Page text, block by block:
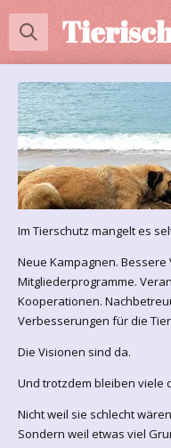
Zum
Hauptinhalt
Im Tierschutz mangelt es
Neue Kampagnen.
Mitgliederprogramme.
Kooperationen.
Verbesserungen für die
Die Visionen sind da.
Und trotzdem bleiben viele
Nicht weil sie schlecht
Sondern weil etwas viel